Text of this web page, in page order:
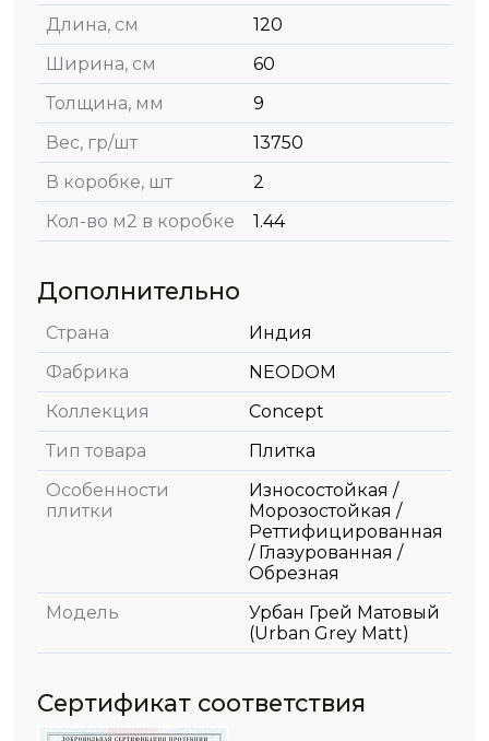
Длина, см
120
Ширина, см
60
Толщина, мм
9
Вес, гр/шт
13750
В коробке, шт
2
Кол-во м2 в коробке
1.44
Дополнительно
Страна
Индия
Фабрика
NEODOM
Коллекция
Concept
Тип товара
Плитка
Особенности
плитки
Износостойкая /
Морозостойкая /
Реттифицированная
/ Глазурованная /
Обрезная
Модель
Урбан Грей Матовый
(Urban Grey Matt)
Сертификат соответствия